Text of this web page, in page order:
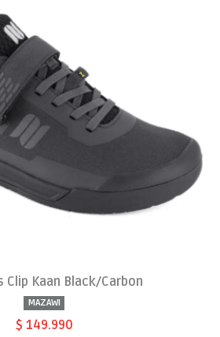
Clip Kaan Black/Carbon
MAZAWI
$ 149.990